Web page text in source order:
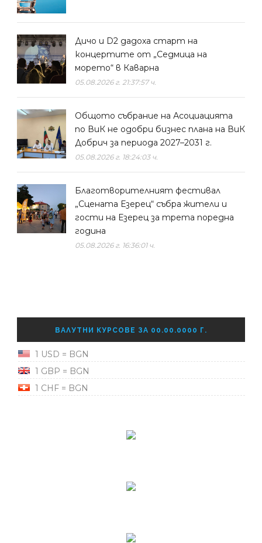
Дичо и D2 дадоха старт на
концертите от „Седмица на
морето“ в Каварна
05.08.2026 г. 21:37:57 ч.
Общото събрание на Асоциацията
по ВиК не одобри бизнес плана на ВиК
Добрич за периода 2027–2031 г.
05.08.2026 г. 18:24:03 ч.
Благотворителният фестивал
„Сцената Езерец“ събра жители и
гости на Езерец за трета поредна
година
05.08.2026 г. 16:36:01 ч.
ВАЛУТНИ КУРСОВЕ ЗА 00.00.0000 Г.
1 USD = BGN
1 GBP = BGN
1 CHF = BGN